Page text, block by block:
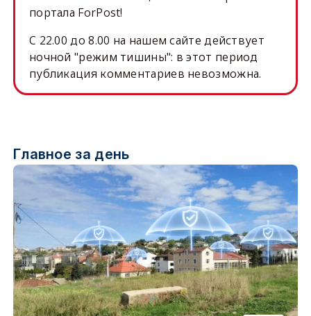
портала ForPost!
C 22.00 до 8.00 на нашем сайте действует
ночной "режим тишины": в этот период
публикация комментариев невозможна.
Главное за день